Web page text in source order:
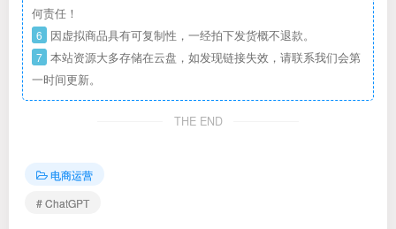
何责任！
6 因虚拟商品具有可复制性，一经拍下发货概不退款。
7 本站资源大多存储在云盘，如发现链接失效，请联系我们会第
一时间更新。
THE END
电商运营
# ChatGPT